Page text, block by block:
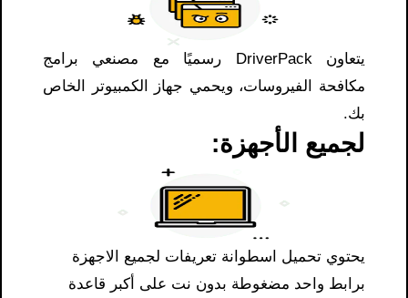
يتعاون DriverPack رسميًا مع مصنعي برامج
مكافحة الفيروسات، ويحمي جهاز الكمبيوتر الخاص
بك.
لجميع الأجهزة:
يحتوي تحميل اسطوانة تعريفات لجميع الاجهزة
برابط واحد مضغوطة بدون نت على أكبر قاعدة